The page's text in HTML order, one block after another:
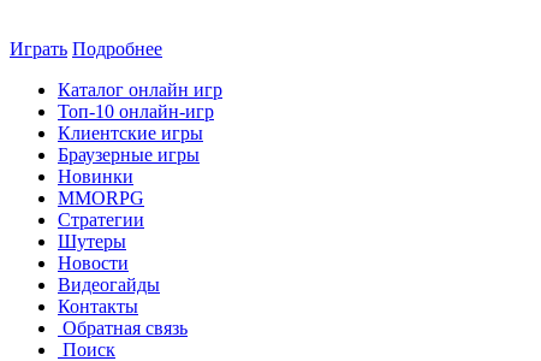
Играть Подробнее
Каталог онлайн игр
Топ-10 онлайн-игр
Клиентские игры
Браузерные игры
Новинки
MMORPG
Стратегии
Шутеры
Новости
Видеогайды
Контакты
Обратная связь
Поиск